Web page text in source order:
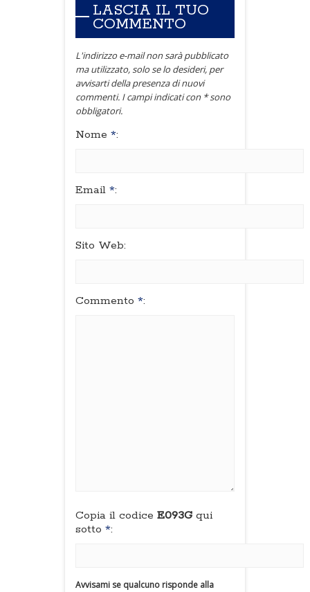
LASCIA IL TUO
COMMENTO
L'indirizzo e-mail non sarà pubblicato
ma utilizzato, solo se lo desideri, per
avvisarti della presenza di nuovi
commenti. I campi indicati con * sono
obbligatori.
Nome *:
Email *:
Sito Web:
Commento *:
Copia il codice E093G qui
sotto *:
Avvisami se qualcuno risponde alla